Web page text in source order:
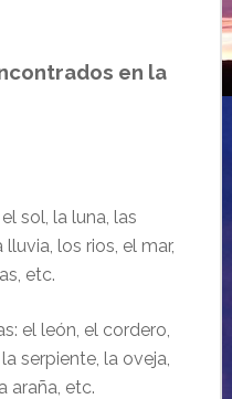
en la
sol, la luna, las
los rios, el mar,
etc.
el león, el cordero,
serpiente, la oveja,
araña, etc.